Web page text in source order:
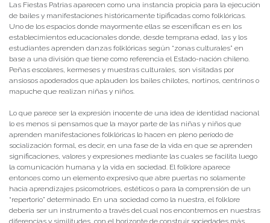
Las Fiestas Patrias aparecen como una instancia propicia para la ejecución
de bailes y manifestaciones históricamente tipificadas como folklóricas.
Uno de los espacios donde mayormente ellas se escenifican es en los
establecimientos educacionales donde, desde temprana edad, las y los
estudiantes aprenden danzas folklóricas según “zonas culturales” en
base a una división que tiene como referencia el Estado-nación chileno.
Peñas escolares, kermeses y muestras culturales, son visitadas por
ansiosos apoderados que aplauden los bailes chilotes, nortinos, centrinos o
mapuche que realizan niñas y niños.
Lo que parece ser la expresión inocente de una idea de identidad nacional
lo es menos si pensamos que la mayor parte de las niñas y niños que
aprenden manifestaciones folklóricas lo hacen en pleno período de
socialización formal, es decir, en una fase de la vida en que se aprenden
significaciones, valores y expresiones mediante las cuales se facilita luego
la comunicación humana y la vida en sociedad. El folklore aparece
entonces como un elemento expresivo que abre puertas no solamente
hacia aprendizajes psicomotrices, estéticos o para la comprensión de un
“repertorio” determinado. En una sociedad como la nuestra, el folklore
debería ser un instrumento a través del cual nos encontremos en nuestras